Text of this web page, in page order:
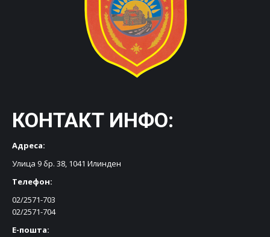
КОНТАКТ ИНФО:
Адреса:
Улица 9 бр. 38, 1041 Илинден
Телефон:
02/2571-703
02/2571-704
Е-пошта: